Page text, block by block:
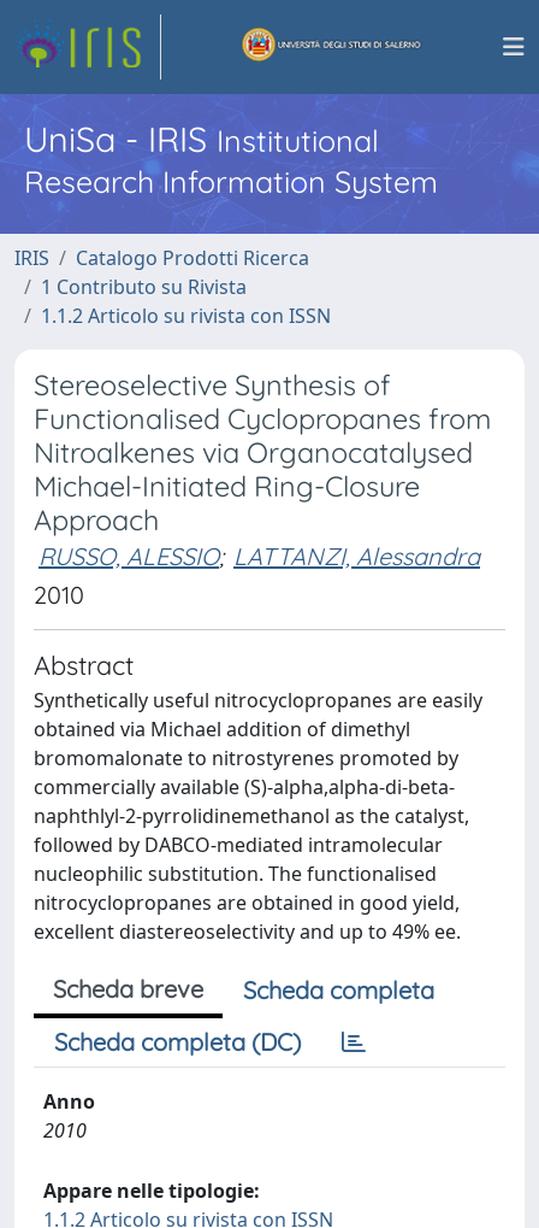
UniSa - IRISInstitutional
Research Information System
IRIS
Catalogo Prodotti Ricerca
1 Contributo su Rivista
1.1.2 Articolo su rivista con ISSN
Stereoselective Synthesis of
Functionalised Cyclopropanes from
Nitroalkenes via Organocatalysed
Michael-Initiated Ring-Closure
Approach
RUSSO, ALESSIO; LATTANZI, Alessandra
2010
Abstract
Synthetically useful nitrocyclopropanes are easily
obtained via Michael addition of dimethyl
bromomalonate to nitrostyrenes promoted by
commercially available (S)-alpha,alpha-di-beta-
naphthlyl-2-pyrrolidinemethanol as the catalyst,
followed by DABCO-mediated intramolecular
nucleophilic substitution. The functionalised
nitrocyclopropanes are obtained in good yield,
excellent diastereoselectivity and up to 49% ee.
Scheda breve
Scheda completa
Scheda completa (DC)
Anno
2010
Appare nelle tipologie:
1.1.2 Articolo su rivista con ISSN